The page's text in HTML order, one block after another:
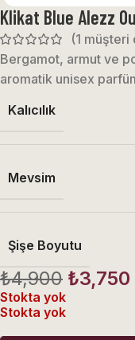
Klikat Blue Alezz
(1 müşteri
Bergamot, armut ve
aromatik unisex
Kalıcılık
Mevsim
Şişe Boyutu
₺4,900 ₺3,750
Stokta yok
Stokta yok